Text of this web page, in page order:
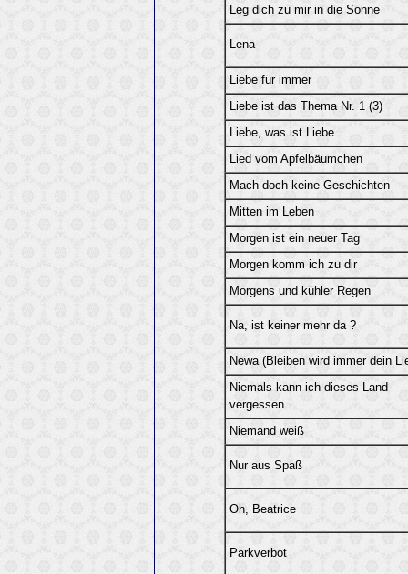
Leg dich zu mir in die Sonne
Lena
Liebe für immer
Liebe ist das Thema Nr. 1 (3)
Liebe, was ist Liebe
Lied vom Apfelbäumchen
Mach doch keine Geschichten
Mitten im Leben
Morgen ist ein neuer Tag
Morgen komm ich zu dir
Morgens und kühler Regen
Na, ist keiner mehr da ?
Newa (Bleiben wird immer dein
Niemals kann ich dieses Land
vergessen
Niemand weiß
Nur aus Spaß
Oh, Beatrice
Parkverbot